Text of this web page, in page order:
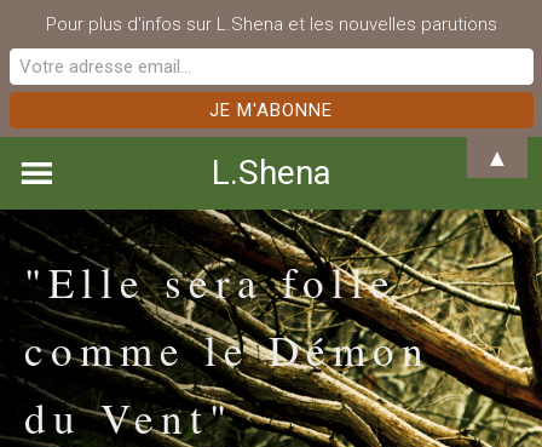
content
L.Shena
"Elle sera folle
comme le Démon
du Vent"
Pour plus d'infos sur L.Shena et les nouvelles parutions
▲